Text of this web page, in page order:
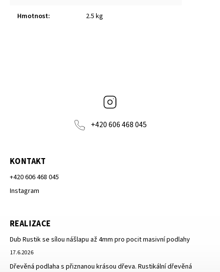
Hmotnost: 2.5 kg
+420 606 468 045
KONTAKT
+420 606 468 045
Instagram
REALIZACE
Dub Rustik se sílou nášlapu až 4mm pro pocit masivní podlahy
17.6.2026
Dřevěná podlaha s přiznanou krásou dřeva. Rustikální dřevěná